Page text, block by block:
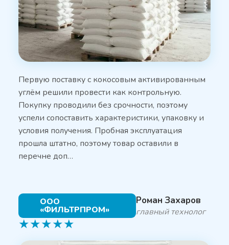
Первую поставку с кокосовым активированным
углём решили провести как контрольную.
Покупку проводили без срочности, поэтому
успели сопоставить характеристики, упаковку и
условия получения. Пробная эксплуатация
прошла штатно, поэтому товар оставили в
перечне доп…
ООО
«ФИЛЬТРПРОМ»
Роман Захаров
главный технолог
★★★★★